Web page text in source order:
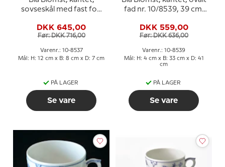
sovseskål med fast fod
Copenhagen
DKK 645,00
Før: DKK 716,00
Varenr.: 10-8537
Mål: H: 12 cm x B: 8 cm x D: 7 cm
PÅ LAGER
Se vare
fad nr. 10/8539, 39 cm,
DKK 559,00
Før: DKK 636,00
Varenr.: 10-8539
Mål: H: 4 cm x B: 33 cm x D: 41
cm
PÅ LAGER
Se vare